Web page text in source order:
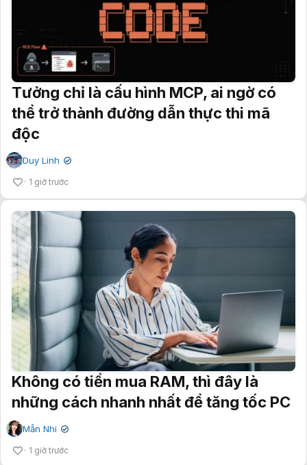
Tưởng chỉ là cấu hình MCP, ai ngờ có
thể trở thành đường dẫn thực thi mã
độc
Duy Linh ✔
1 giờ trước
Không có tiền mua RAM, thì đây là
những cách nhanh nhất để tăng tốc PC
Mẫn Nhi ✔
1 giờ trước